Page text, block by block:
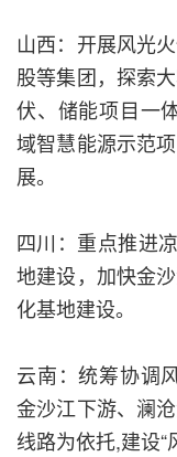
山西：开展风光
股等集团，探索
伏、储能项目一
域智慧能源示范
展。
四川：重点推进
地建设，加快金
化基地建设。
云南：统筹协调
金沙江下游、澜
线路为依托,建设